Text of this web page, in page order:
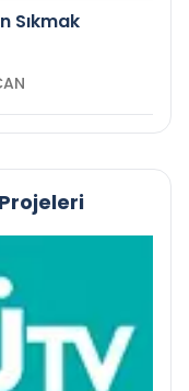
Sıkmak